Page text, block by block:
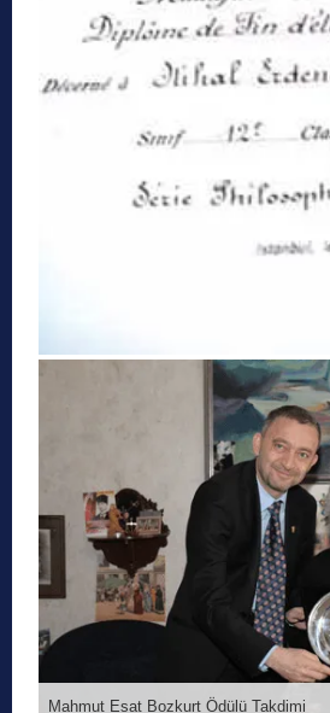
Mahmut Esat Bozkurt Ödülü Takdimi